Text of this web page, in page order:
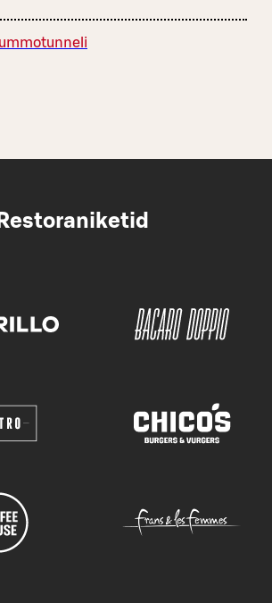
Restoraniketid